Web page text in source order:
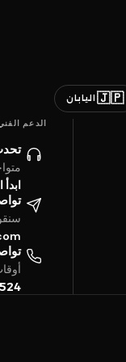
🇯🇵 اليابان
الدعم
ابدأ
أوقات